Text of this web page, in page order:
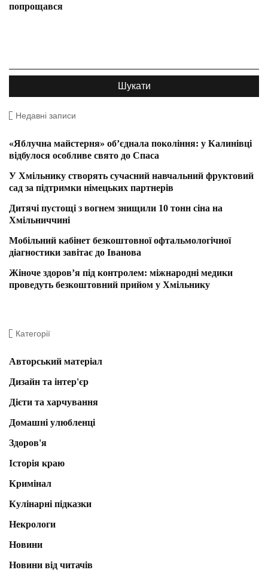
попрощався
Недавні записи
«Яблучна майстерня» об’єднала покоління: у Калинівці
відбулося особливе свято до Спаса
У Хмільнику створять сучасний навчальний фруктовий
сад за підтримки німецьких партнерів
Дитячі пустощі з вогнем знищили 10 тонн сіна на
Хмільниччині
Мобільний кабінет безкоштовної офтальмологічної
діагностики завітає до Іванова
Жіноче здоров’я під контролем: міжнародні медики
проведуть безкоштовний прийом у Хмільнику
Категорії
Авторський матеріал
Дизайн та інтер'єр
Дієти та харчування
Домашні улюбленці
Здоров'я
Історія краю
Кримінал
Кулінарні підказки
Некрологи
Новини
Новини від читачів